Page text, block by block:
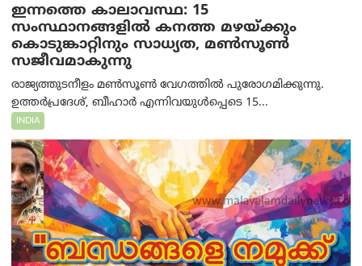
ഇന്നത്തെ കാലാവസ്ഥ: 15
സംസ്ഥാനങ്ങളിൽ കനത്ത മഴയ്ക്കും
കൊടുങ്കാറ്റിനും സാധ്യത, മൺസൂൺ
സജീവമാകുന്നു
രാജ്യത്തുടനീളം മൺസൂൺ വേഗത്തിൽ പുരോഗമിക്കുന്നു.
ഉത്തർപ്രദേശ്, ബീഹാർ എന്നിവയുൾപ്പെടെ 15...
INDIA